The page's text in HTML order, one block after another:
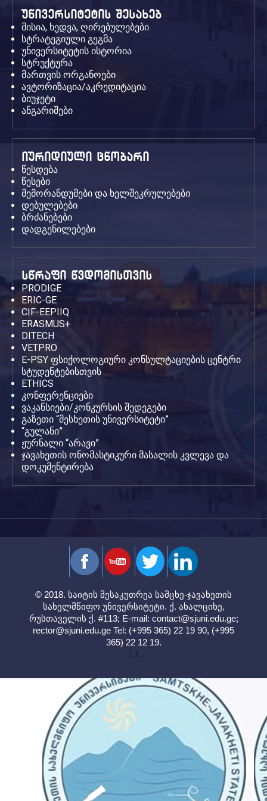
უნივერსიტეტის შესახებ
მისია, ხედვა, ღირებულებები
სტრატეგიული გეგმა
უნივერსიტეტის ისტორია
სტრუქტურა
მართვის ორგანოები
ავტორიზაცია/აკრედიტაცია
ბიუჯეტი
ანგარიშები
იურიდიული ცნობარი
წესდება
წესები
მემორანდუმები და ხელშეკრულებები
დებულებები
ბრძანებები
დადგენილებები
სწრაფი წვდომისთვის
PRODIGE
ERIC-GE
CIF-EEPIIQ
ERASMUS+
DITECH
VETPRO
E-PSY ფსიქოლოგიური კონსულტაციების ცენტრი
სტუდენტებისთვის
ETHICS
კონფერენციები
ვაკანსიები/კონკურსის შედეგები
გაზეთი “მესხეთის უნივერსიტეტი”
“გულანი”
ჟურნალი “არავი”
ჯავახეთის ონომასტიკური მასალის კვლევა და
დოკუმენტირება
© 2018. საიტის მესაკუთრეა სამცხე-ჯავახეთის
სახელმწიფო უნივერსიტეტი. ქ. ახალციხე,
რუსთაველის ქ. #113; E-mail: contact@sjuni.edu.ge;
rector@sjuni.edu.ge Tel: (+995 365) 22 19 90, (+995
365) 22 12 19.
J.T.